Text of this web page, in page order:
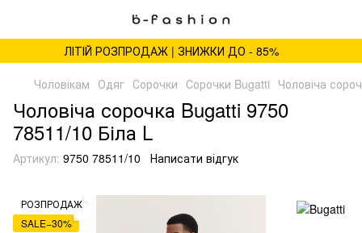
ЛІТІЙ РОЗПРОДАЖ | ЗНИЖКИ ДО - 85%
Чоловікам Одяг Сорочки Сорочки Bugatti Чоловіча
Чоловіча сорочка Bugatti 9750
78511/10 Біла L
Артикул: 9750 78511/10 Написати відгук
РОЗПРОДАЖ
SALE−30%